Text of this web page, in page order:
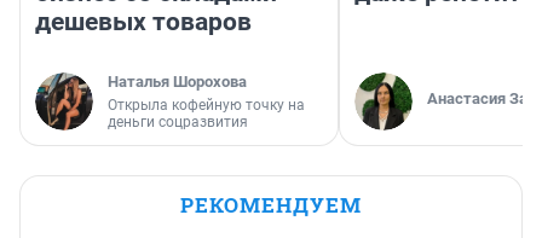
дешевых товаров
Наталья Шорохова
Открыла кофейную точку на
деньги соцразвития
Анастасия
РЕКОМЕНДУЕМ